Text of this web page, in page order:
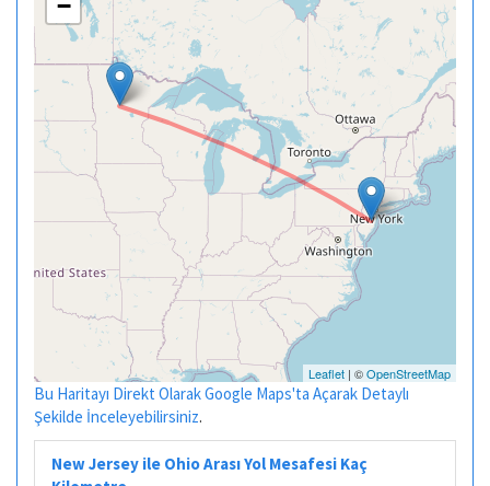
−
Leaflet | ©OpenStreetMap
Bu Haritayı Direkt Olarak Google Maps'ta Açarak Detaylı
Şekilde İnceleyebilirsiniz.
New Jersey ile Ohio Arası Yol Mesafesi Kaç